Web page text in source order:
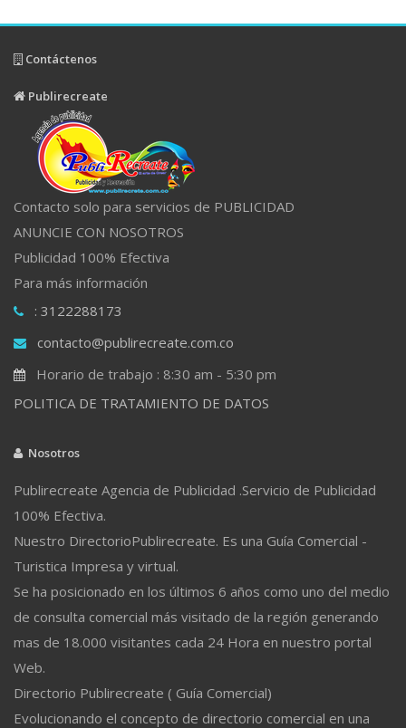
Contáctenos
Publirecreate
Contacto solo para servicios de PUBLICIDAD
ANUNCIE CON NOSOTROS
Publicidad 100% Efectiva
Para más información
: 3122288173
contacto@publirecreate.com.co
Horario de trabajo : 8:30 am - 5:30 pm
POLITICA DE TRATAMIENTO DE DATOS
Nosotros
Publirecreate Agencia de Publicidad .Servicio de Publicidad
100% Efectiva.
Nuestro DirectorioPublirecreate. Es una Guía Comercial -
Turistica Impresa y virtual.
Se ha posicionado en los últimos 6 años como uno del medio
de consulta comercial más visitado de la región generando
mas de 18.000 visitantes cada 24 Hora en nuestro portal
Web.
Directorio Publirecreate ( Guía Comercial)
Evolucionando el concepto de directorio comercial en una